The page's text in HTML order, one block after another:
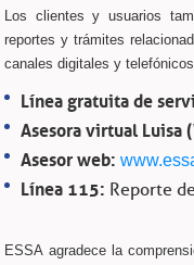
Los clientes y usuarios
reportes y trámites
canales digitales y
Línea gratuita de
Asesora virtual Luisa
Asesor web:
Línea 115: Reporte
ESSA agradece la